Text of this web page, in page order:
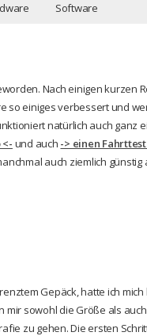
Software
Nach einigen kurzen
so einiges verbessert und
natürlich auch ganz
und auch -> einen Fahrttest
auch ziemlich
Gepäck, hatte ich
mir sowohl die Größe als
zu gehen. Die ersten